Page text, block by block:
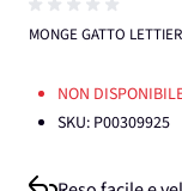
MONGE GATTO
NON
SKU: P00309925